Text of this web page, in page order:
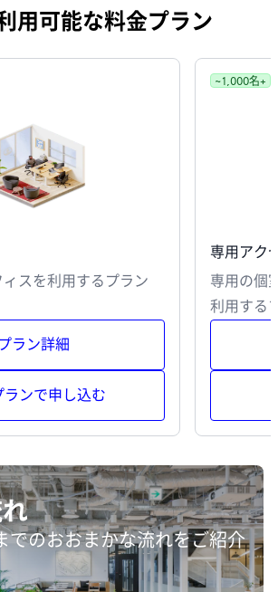
用可能な料金プラン
スを利用するプラン
プラン詳細
ランで申し込む
~1,000名+
専用アク
専用の個
利用する
でのおおまかな流れをご紹介